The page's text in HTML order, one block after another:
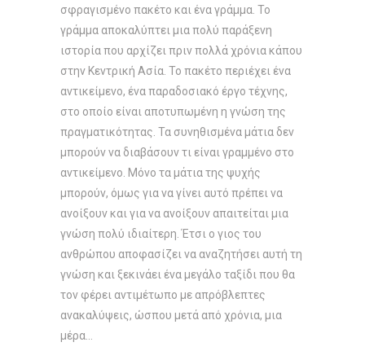
σφραγισμένο πακέτο και ένα γράμμα. Το
γράμμα αποκαλύπτει μια πολύ παράξενη
ιστορία που αρχίζει πριν πολλά χρόνια κάπου
στην Κεντρική Ασία. Το πακέτο περιέχει ένα
αντικείμενο, ένα παραδοσιακό έργο τέχνης,
στο οποίο είναι αποτυπωμένη η γνώση της
πραγματικότητας. Τα συνηθισμένα μάτια δεν
μπορούν να διαβάσουν τι είναι γραμμένο στο
αντικείμενο. Μόνο τα μάτια της ψυχής
μπορούν, όμως για να γίνει αυτό πρέπει να
ανοίξουν και για να ανοίξουν απαιτείται μια
γνώση πολύ ιδιαίτερη. Έτσι ο γιος του
ανθρώπου αποφασίζει να αναζητήσει αυτή τη
γνώση και ξεκινάει ένα μεγάλο ταξίδι που θα
τον φέρει αντιμέτωπο με απρόβλεπτες
ανακαλύψεις, ώσπου μετά από χρόνια, μια
μέρα…